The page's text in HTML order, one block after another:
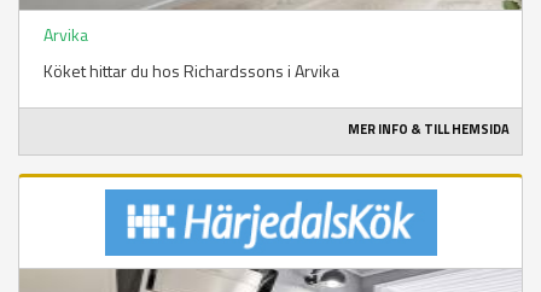
Arvika
Köket hittar du hos Richardssons i Arvika
MER INFO & TILL HEMSIDA